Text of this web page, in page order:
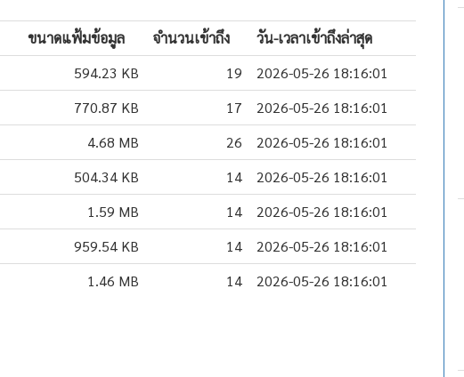
ขนาดแฟ้มข้อมูล จำนวนเข้าถึง
วัน-เวลาเข้าถึงล่าสุด
594.23 KB 19
2026-05-26 18:16:01
770.87 KB 17
2026-05-26 18:16:01
4.68 MB 26
2026-05-26 18:16:01
504.34 KB 14
2026-05-26 18:16:01
1.59 MB 14
2026-05-26 18:16:01
959.54 KB 14
2026-05-26 18:16:01
1.46 MB 14 2026-05-26 18:16:01